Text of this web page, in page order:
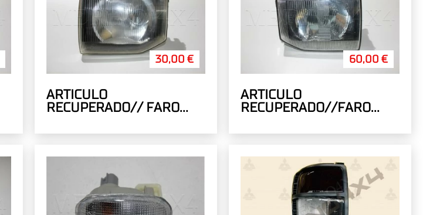
30,00 €
ARTICULO
RECUPERADO// FARO
60,00 €
ARTICULO
RECUPERADO//FARO